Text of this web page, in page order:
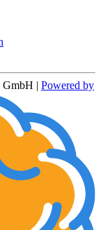
| Powered by